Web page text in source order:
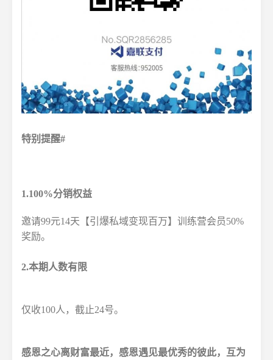
特别提醒#
1.100%分销权益
邀请99元14天【引爆私域变现百万】训练营会员50%
奖励。
2.本期人数有限
仅收100人，截止24号。
感恩之心离财富最近，感恩遇见最优秀的彼此，互为